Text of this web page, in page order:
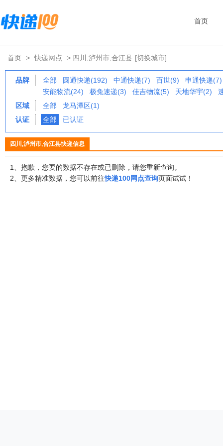
首页
首页 > 快递网点 > 四川,泸州市,合江县 [切换城市]
品牌 全部 圆通快递(192) 中通快递(7) 百世(9)
申通快递(7)
安能物流(24)
极兔速递(3) 佳吉物流(5) 天地华宇(2)
区域
全部
龙马潭区(1)
认证
全部 已认证
四川,泸州市,合江县快递信息
1、抱歉，您要的数据不存在或已删除，请您重新查询。
2、更多精准数据，您可以前往快递100网点查询页面试试！